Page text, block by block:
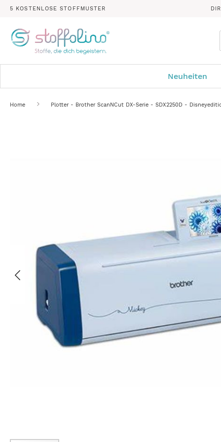
5 KOSTENLOSE STOFFMUSTER
Neuheiten
Home Plotter - Brother ScanNCut DX-Serie - SDX2250D -